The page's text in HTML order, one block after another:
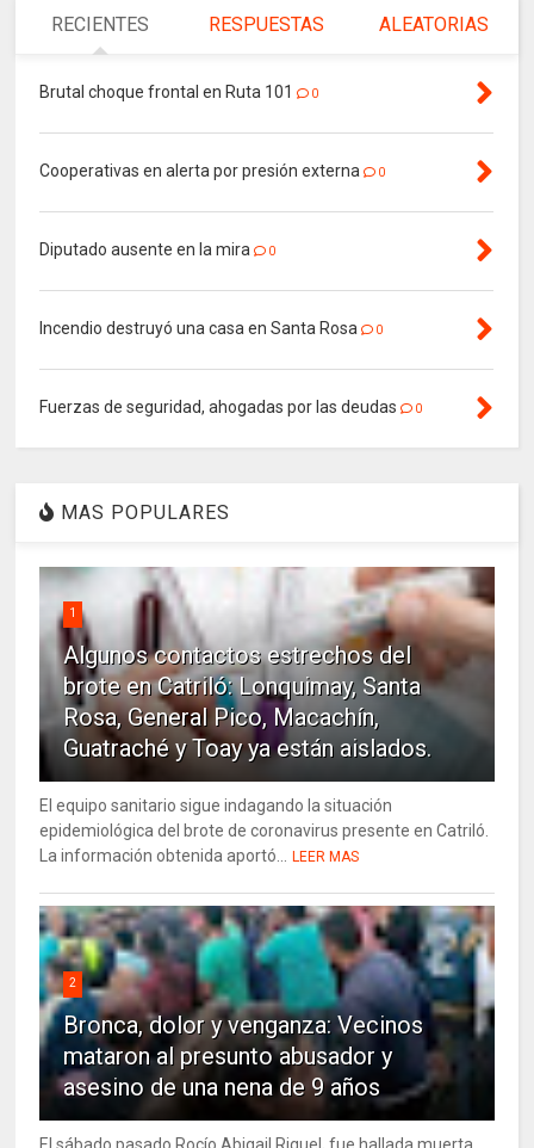
RECIENTES RESPUESTAS ALEATORIAS
Brutal choque frontal en Ruta 101 0
Cooperativas en alerta por presión externa 0
Diputado ausente en la mira 0
Incendio destruyó una casa en Santa Rosa 0
Fuerzas de seguridad, ahogadas por las deudas 0
MAS POPULARES
1
Algunos contactos estrechos del
brote en Catriló: Lonquimay, Santa
Rosa, General Pico, Macachín,
Guatraché y Toay ya están aislados.
El equipo sanitario sigue indagando la situación
epidemiológica del brote de coronavirus presente en Catriló.
La información obtenida aportó... LEER MAS
2
Bronca, dolor y venganza: Vecinos
mataron al presunto abusador y
asesino de una nena de 9 años